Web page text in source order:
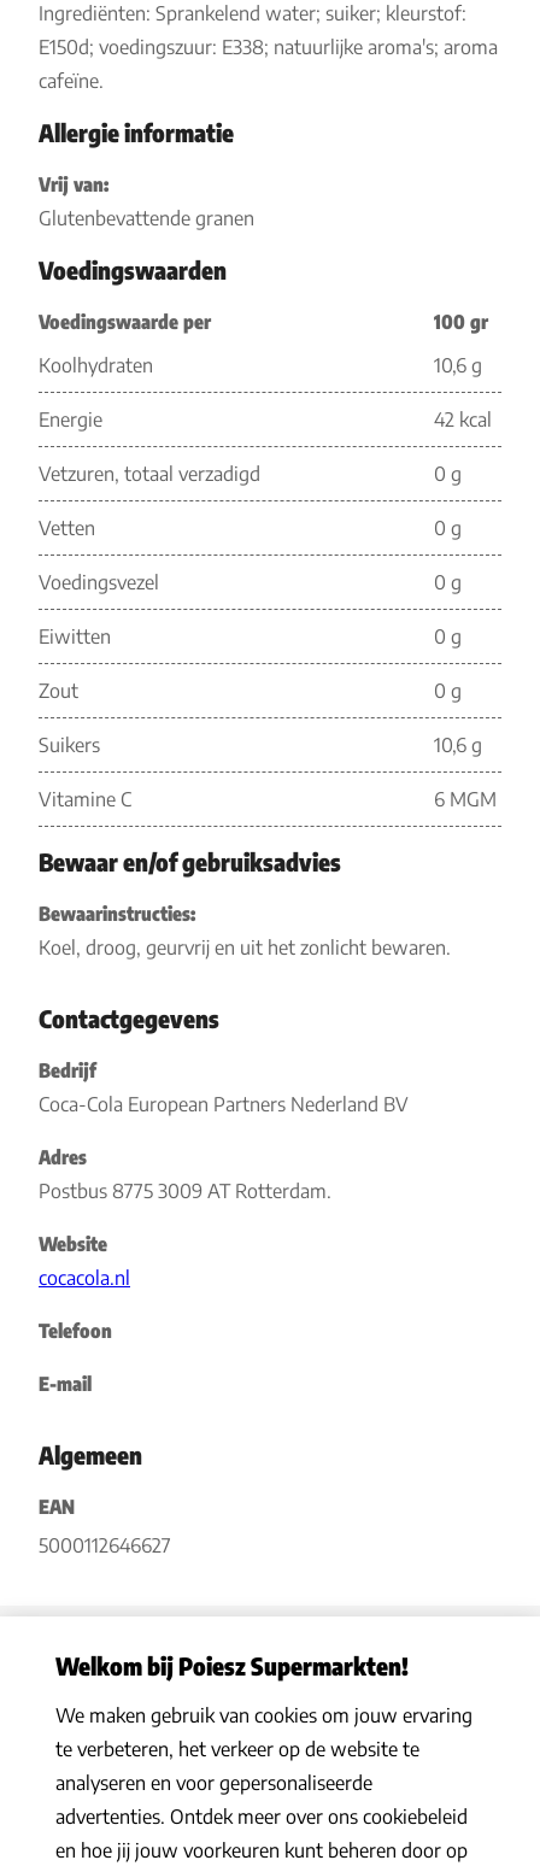
Ingrediënten: Sprankelend water; suiker; kleurstof:
E150d; voedingszuur: E338; natuurlijke aroma's; aroma
cafeïne.
Allergie informatie
Vrij van:
Glutenbevattende granen
Voedingswaarden
Voedingswaarde per
100 gr
Koolhydraten
10,6 g
Energie 42 kcal
Vetzuren, totaal verzadigd 0 g
Vetten 0 g
Voedingsvezel 0 g
Eiwitten 0 g
Zout 0 g
Suikers 10,6 g
Vitamine C 6 MGM
Bewaar en/of gebruiksadvies
Bewaarinstructies:
Koel, droog, geurvrij en uit het zonlicht bewaren.
Contactgegevens
Bedrijf
Coca-Cola European Partners Nederland BV
Adres
Postbus 8775 3009 AT Rotterdam.
Website
cocacola.nl
Telefoon
E-mail
Algemeen
EAN
5000112646627
Privacy statement|Algemene voorwaarden |Hoe werkt het |
Veelgestelde vragen|Cookies
© 2026 Poiesz Supermarkten B.V. Alle rechten voorbehouden
Welkom bij Poiesz Supermarkten!
We maken gebruik van cookies om jouw ervaring
te verbeteren, het verkeer op de website te
analyseren en voor gepersonaliseerde
advertenties. Ontdek meer over ons cookiebeleid
en hoe jij jouw voorkeuren kunt beheren door op